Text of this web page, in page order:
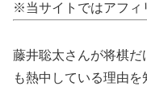
※当サイトではアフィ
藤井聡太さんが将棋だ
も熱中している理由を